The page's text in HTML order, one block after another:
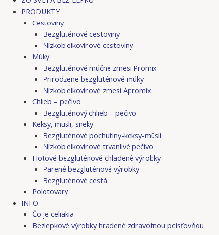
PRODUKTY
Cestoviny
Bezgluténové cestoviny
Nízkobielkovinové cestoviny
Múky
Bezgluténové múčne zmesi Promix
Prirodzene bezgluténové múky
Nízkobielkovinové zmesi Apromix
Chlieb – pečivo
Bezgluténový chlieb – pečivo
Keksy, müsli, sneky
Bezgluténové pochutiny-keksy-müsli
Nízkobielkovinové trvanlivé pečivo
Hotové bezgluténové chladené výrobky
Parené bezgluténové výrobky
Bezgluténové cestá
Polotovary
INFO
Čo je celiakia
Bezlepkové výrobky hradené zdravotnou poisťovňou